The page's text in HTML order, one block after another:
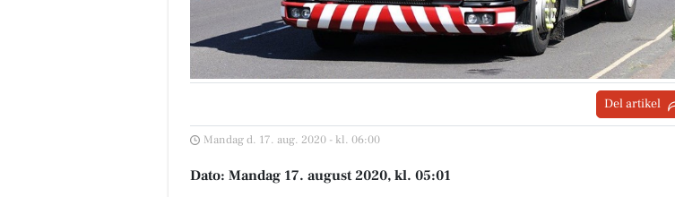
Del artikel
Mandag d. 17. aug. 2020 - kl. 06:00
Dato: Mandag 17. august 2020, kl. 05:01